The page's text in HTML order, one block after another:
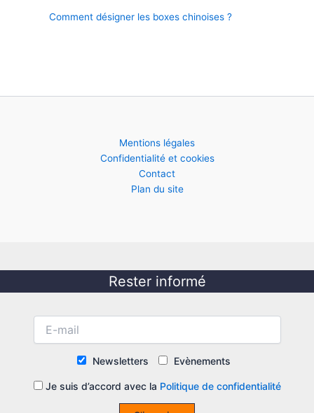
Comment désigner les boxes chinoises ?
Mentions légales
Confidentialité et cookies
Contact
Plan du site
Rester informé
Newsletters Evènements
Je suis d’accord avec la Politique de confidentialité